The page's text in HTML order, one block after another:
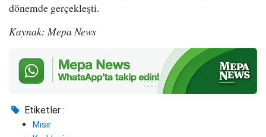
dönemde gerçekleşti.
Kaynak: Mepa News
Etiketler :
Mısır